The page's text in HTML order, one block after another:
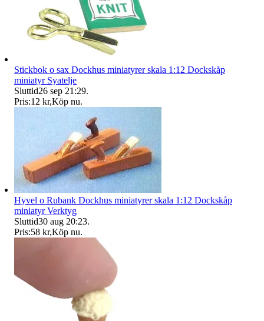
Stickbok o sax Dockhus miniatyrer skala 1:12 Dockskåp
miniatyr Syatelje
Sluttid26 sep 21:29.
Pris:12 kr,Köp nu.
Hyvel o Rubank Dockhus miniatyrer skala 1:12 Dockskåp
miniatyr Verktyg
Sluttid30 aug 20:23.
Pris:58 kr,Köp nu.